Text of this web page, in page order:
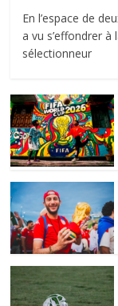
En l’espace de
a vu s’effondrer à
sélectionneur